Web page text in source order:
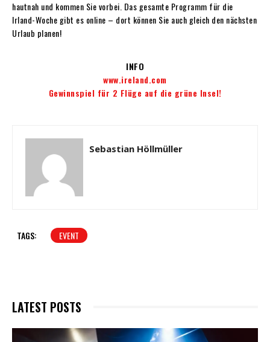
hautnah und kommen Sie vorbei. Das gesamte Programm für die
Irland-Woche gibt es online – dort können Sie auch gleich den nächsten
Urlaub planen!
INFO
www.ireland.com
Gewinnspiel für 2 Flüge auf die grüne Insel!
Sebastian Höllmüller
TAGS: EVENT
LATEST POSTS